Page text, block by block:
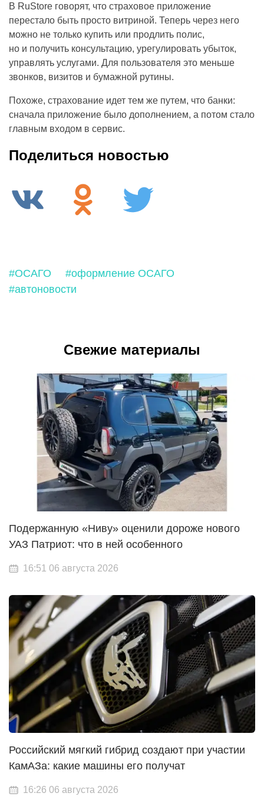
В RuStore говорят, что страховое приложение
перестало быть просто витриной. Теперь через него
можно не только купить или продлить полис,
но и получить консультацию, урегулировать убыток,
управлять услугами. Для пользователя это меньше
звонков, визитов и бумажной рутины.
Похоже, страхование идет тем же путем, что банки:
сначала приложение было дополнением, а потом стало
главным входом в сервис.
Поделиться новостью
#ОСАГО
#оформление ОСАГО
#автоновости
Свежие материалы
Подержанную «Ниву» оценили дороже нового
УАЗ Патриот: что в ней особенного
16:51 06 августа 2026
Российский мягкий гибрид создают при участии
КамАЗа: какие машины его получат
16:26 06 августа 2026